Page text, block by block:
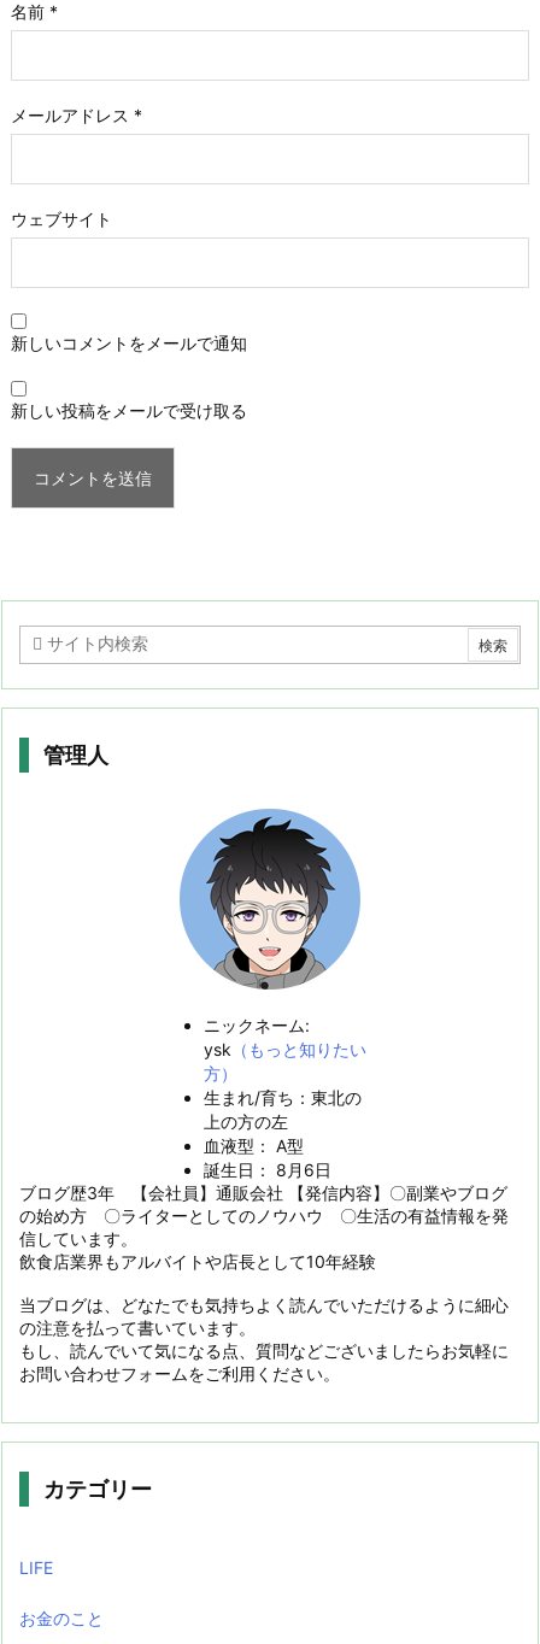
名前 *
メールアドレス *
ウェブサイト
新しいコメントをメールで通知
新しい投稿をメールで受け取る
管理人
ニックネーム:
ysk （もっと知りたい
方）
生まれ/育ち：東北の
上の方の左
血液型： A型
誕生日： 8月6日
ブログ歴3年 【会社員】通販会社 【発信内容】〇副業やブログ
の始め方 〇ライターとしてのノウハウ 〇生活の有益情報を発
信しています。
飲食店業界もアルバイトや店長として10年経験
当ブログは、どなたでも気持ちよく読んでいただけるように細心
の注意を払って書いています。
もし、読んでいて気になる点、質問などございましたらお気軽に
お問い合わせフォームをご利用ください。
カテゴリー
LIFE
お金のこと